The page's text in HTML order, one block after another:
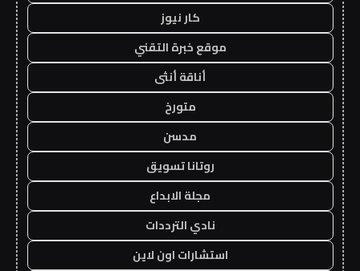
كار نيوز
موقع خبرة التقني
أناقة أنثى
متورخ
مدسن
روتانا تسويق
مجلة الابداع
نادي الترددات
استشارات اون لاين